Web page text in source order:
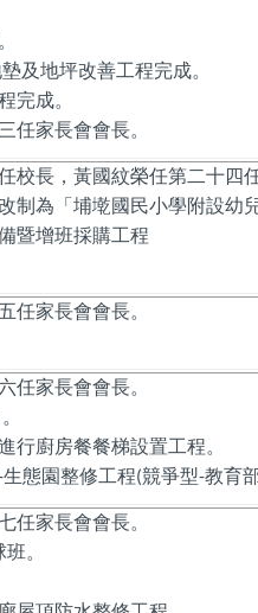
及地坪改善工程完成。
完成。
任家長會會長。
校長，黃國紋榮任第二十四
制為「埔墘國民小學附設幼
暨增班採購工程
任家長會會長。
任家長會會長。
。
行廚房餐餐梯設置工程。
生態園整修工程(競爭型-教育
任家長會會長。
。